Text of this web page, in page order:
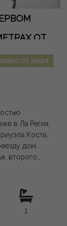
минутах от
центров,
услуг.
и может
ОТ
от моря
в Ла Регия,
Коста,
дом,
второго
и одной
1